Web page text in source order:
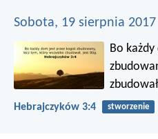
Sobota, 19 sierpnia 2017
Bo
Hebrajczyków 3:4 stworzenie